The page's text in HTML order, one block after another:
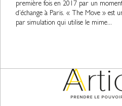
première fois en 2017 par un
d’échange à Paris. « The Move » est
par simulation qui utilise le mime...